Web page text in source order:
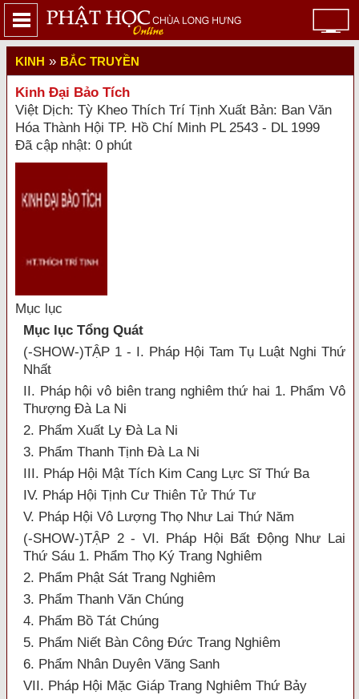
KINH » BẮC TRUYỀN
Kinh Đại Bảo Tích
Việt Dịch: Tỳ Kheo Thích Trí Tịnh Xuất Bản: Ban Văn
Hóa Thành Hội TP. Hồ Chí Minh PL 2543 - DL 1999
Đã cập nhật: 0 phút
Mục lục
Mục lục Tổng Quát
(-SHOW-)TẬP 1 - I. Pháp Hội Tam Tụ Luật Nghi Thứ
Nhất
II. Pháp hội vô biên trang nghiêm thứ hai 1. Phẩm Vô
Thượng Đà La Ni
2. Phẩm Xuất Ly Đà La Ni
3. Phẩm Thanh Tịnh Đà La Ni
III. Pháp Hội Mật Tích Kim Cang Lực Sĩ Thứ Ba
IV. Pháp Hội Tịnh Cư Thiên Tử Thứ Tư
V. Pháp Hội Vô Lượng Thọ Như Lai Thứ Năm
(-SHOW-)TẬP 2 - VI. Pháp Hội Bất Động Như Lai
Thứ Sáu 1. Phẩm Thọ Ký Trang Nghiêm
2. Phẩm Phật Sát Trang Nghiêm
3. Phẩm Thanh Văn Chúng
4. Phẩm Bồ Tát Chúng
5. Phẩm Niết Bàn Công Đức Trang Nghiêm
6. Phẩm Nhân Duyên Vãng Sanh
VII. Pháp Hội Mặc Giáp Trang Nghiêm Thứ Bảy